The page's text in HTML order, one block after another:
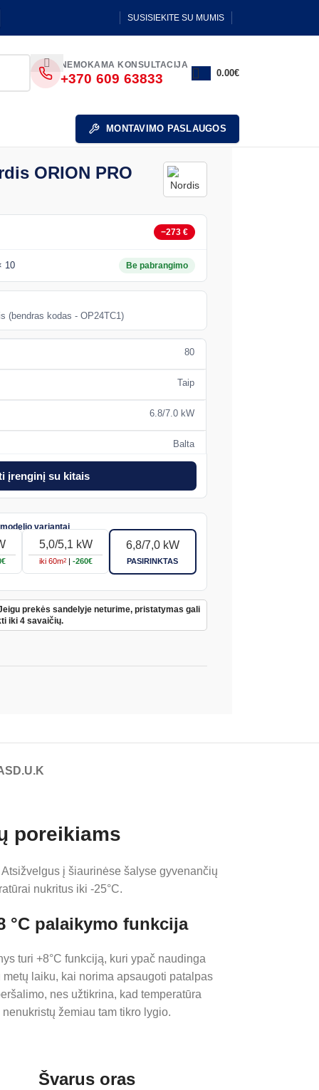
SUSISIEKITE SU MUMIS
NEMOKAMA KONSULTACIJA
+370 609 63833 0.00€
MONTAVIMO PASLAUGOS
ORION PRO
−273 €
10 Be pabrangimo
(bendras kodas - OP24TC1)
80
Taip
6.8/7.0 kW
Balta
įrenginį su kitais
5,0/5,1 kW
iki 60m2 | -260€
6,8/7,0 kW
PASIRINKTAS
prekės sandelyje neturime, pristatymas gali
iki 4 savaičių.
D.U.K
poreikiams
į šiaurinėse šalyse gyvenančių
nukritus iki -25°C.
°C palaikymo funkcija
turi +8°C funkciją, kuri ypač naudinga
metų laiku, kai norima apsaugoti patalpas
nes užtikrina, kad temperatūra
nenukristų žemiau tam tikro lygio.
Švarus oras